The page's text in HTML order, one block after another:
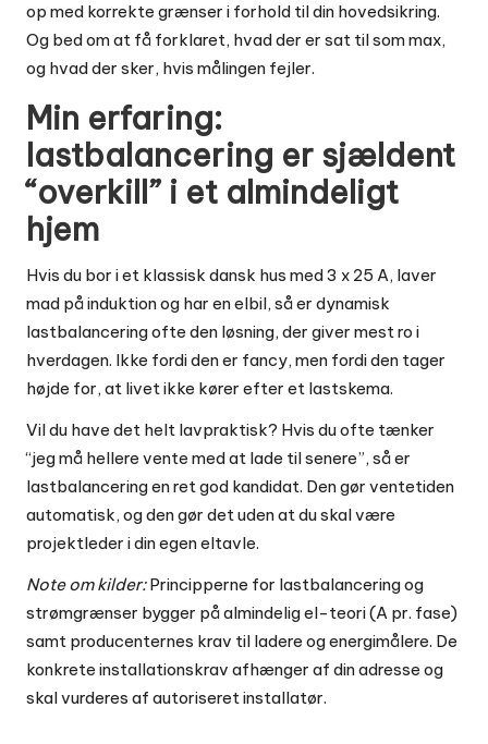
op med korrekte grænser i forhold til din hovedsikring.
Og bed om at få forklaret, hvad der er sat til som max,
og hvad der sker, hvis målingen fejler.
Min erfaring:
lastbalancering er sjældent
“overkill” i et almindeligt
hjem
Hvis du bor i et klassisk dansk hus med 3 x 25 A, laver
mad på induktion og har en elbil, så er dynamisk
lastbalancering ofte den løsning, der giver mest ro i
hverdagen. Ikke fordi den er fancy, men fordi den tager
højde for, at livet ikke kører efter et lastskema.
Vil du have det helt lavpraktisk? Hvis du ofte tænker
“jeg må hellere vente med at lade til senere”, så er
lastbalancering en ret god kandidat. Den gør ventetiden
automatisk, og den gør det uden at du skal være
projektleder i din egen eltavle.
Note om kilder:Principperne for lastbalancering og
strømgrænser bygger på almindelig el-teori (A pr. fase)
samt producenternes krav til ladere og energimålere. De
konkrete installationskrav afhænger af din adresse og
skal vurderes af autoriseret installatør.